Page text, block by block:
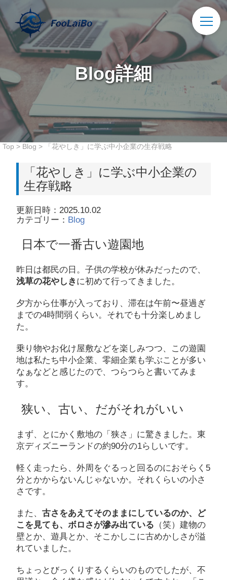
Top > Blog > 「花やしき」に学ぶ中小企業の生存戦略
Blog詳細
「花やしき」に学ぶ中小企業の
生存戦略
更新日時：2025.10.02
カテゴリー： Blog
日本で一番古い遊園地
昨日は都民の日。子供の学校が休みだったので、
浅草の花やしき に初めて行ってきました。
夕方から仕事が入っており、滞在は午前〜昼過ぎ
までの4時間弱くらい。それでも十分楽しめまし
た。
乗り物やお化け屋敷などを楽しみつつ、この遊園
地は私たち中小企業、零細企業も学ぶことが多い
なぁなどと感じたので、つらつらと書いてみま
す。
狭い、古い、だがそれがいい
まず、とにかく敷地の「狭さ」に驚きました。東
京ディズニーランドの約90分の1らしいです。
軽く走ったら、外周をぐるっと回るのにおそらく5
分とかからないんじゃないか。それくらいの小さ
さです。
また、古さをあえてそのままにしているのか、ど
こを見ても、ボロさが滲み出ている （笑）建物の
壁とか、遊具とか、そこかしこに古めかしさが溢
れていました。
ちょっとびっくりするくらいのものでしたが、不